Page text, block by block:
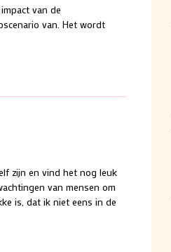
van de
van. Het wordt
zijn en vind het nog leuk
van mensen om
is, dat ik niet eens in de